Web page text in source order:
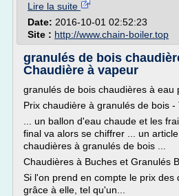
Lire la suite
Date: 2016-10-01 02:52:23
Site : http://www.chain-boiler.top
granulés de bois
Chaudière à vapeur
granulés de bois chaudières à eau
Prix chaudière à granulés de bois -
... un ballon d'eau chaude et les
final va alors se chiffrer ... un
chaudières à granulés de bois ...
Chaudières à Buches et Granulés
Si l'on prend en compte le prix des
grâce à elle, tel qu'un...